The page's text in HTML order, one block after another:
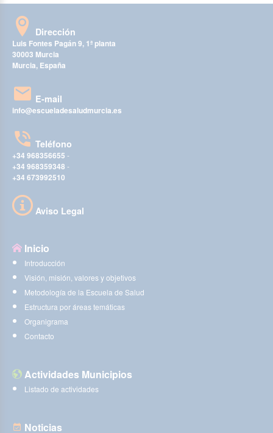
Dirección
Luis Fontes Pagán 9, 1ª planta
30003 Murcia
Murcia, España
E-mail
info@escueladesaludmurcia.es
Teléfono
+34 968356655 -
+34 968359348 -
+34 673992510
Aviso Legal
Inicio
Introducción
Visión, misión, valores y objetivos
Metodología de la Escuela de Salud
Estructura por áreas temáticas
Organigrama
Contacto
Actividades Municipios
Listado de actividades
Noticias